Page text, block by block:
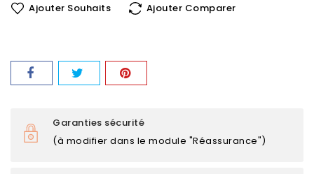
Ajouter Souhaits Ajouter Comparer
Garanties sécurité
(à modifier dans le module "Réassurance")